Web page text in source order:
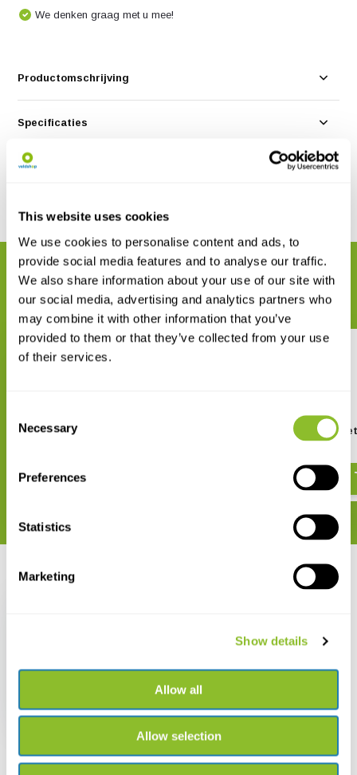
This website uses cookies
We use cookies to personalise content and ads, to
provide social media features and to analyse our traffic.
We also share information about your use of our site with
our social media, advertising and analytics partners who
may combine it with other information that you’ve
provided to them or that they’ve collected from your use
of their services.
Selection
Necessary
Preferences
Statistics
Marketing
Show details
Allow all
Allow selection
We denken graag met u mee!
Productomschrijving
Specificaties
Reviews
Delen
GERELATEERDE PRODUCTEN
Maak uw bestelling compleet
BLIPS Volledige Set DIPLE Volledige
Recent bekeken
€ 250,65